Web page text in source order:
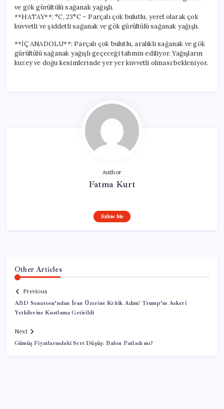
ve gök gürültülü sağanak yağışlı.
**HATAY**: °C, 23°C – Parçalı çok bulutlu, yerel olarak çok
kuvvetli ve şiddetli sağanak ve gök gürültülü sağanak yağışlı.
**İÇ ANADOLU**: Parçalı çok bulutlu, aralıklı sağanak ve gök
gürültülü sağanak yağışlı geçeceği tahmin ediliyor. Yağışların
kuzey ve doğu kesimlerinde yer yer kuvvetli olması bekleniyor.
Author
Fatma Kurt
Follow Me
Other Articles
Previous
ABD Senatosu’ndan İran Üzerine Kritik Adım! Trump’ın Askeri
Yetkilerine Kısıtlama Getirildi
Next
Gümüş Fiyatlarındaki Sert Düşüş: Balon Patladı mı?